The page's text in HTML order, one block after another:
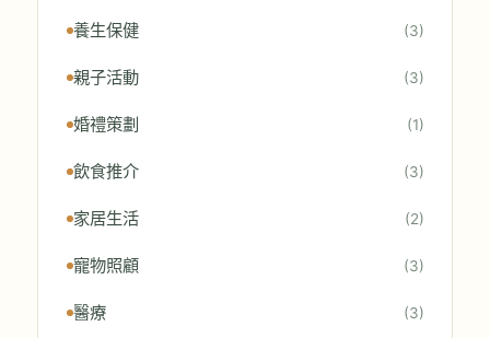
養生保健 (3)
親子活動 (3)
婚禮策劃 (1)
飲食推介 (3)
家居生活 (2)
寵物照顧 (3)
醫療 (3)